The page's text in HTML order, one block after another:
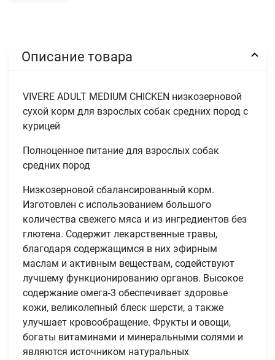
Описание товара
VIVERE ADULT MEDIUM CHICKEN низкозерновой
сухой корм для взрослых собак средних пород с
курицей
Полноценное питание для взрослых собак
средних пород
Низкозерновой сбалансированный корм.
Изготовлен с использованием большого
количества свежего мяса и из ингредиентов без
глютена. Содержит лекарственные травы,
благодаря содержащимся в них эфирным
маслам и активным веществам, содействуют
лучшему функционированию органов. Высокое
содержание омега-3 обеспечивает здоровье
кожи, великолепный блеск шерсти, а также
улучшает кровообращение. Фрукты и овощи,
богаты витаминами и минеральными солями и
являются источником натуральных